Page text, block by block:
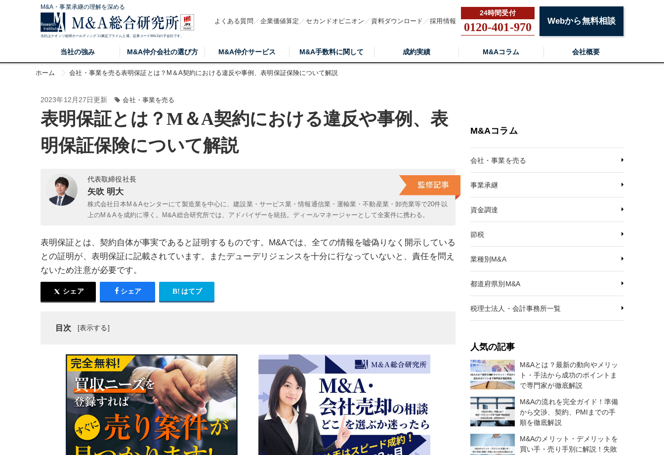
M&A・事業承継の理解を深める
当社はクオンツ総研ホールディングス(東証プライム上場、証券コード9552)の子会社です。
よくある質問 企業価値算定 セカンドオピニオン 資料ダウンロード 採用情報 0120-401-970 Webから無料相談
当社の強み M&A仲介会社の選び方 M&A仲介サービス M&A手数料に関して 成約実績 M&Aコラム 会社概要
ホーム 会社・事業を売る表明保証とは？M＆A契約における違反や事例、表明保証保険について解説
2023年12月27日更新 会社・事業を売る
表明保証とは？M＆A契約における違反や事例、表
明保証保険について解説
代表取締役社長
矢吹 明大
株式会社日本M＆Aセンターにて製造業を中心に、建設業・サービス業・情報通信業・運輸業・不動産業・卸売業等で20件以
上のM＆Aを成約に導く。M&A総合研究所では、アドバイザーを統括。ディールマネージャーとして全案件に携わる。
表明保証とは、契約自体が事実であると証明するものです。M&Aでは、全ての情報を嘘偽りなく開示している
との証明が、表明保証に記載されています。またデューデリジェンスを十分に行なっていないと、責任を問え
ないため注意が必要です。
シェア シェア はてブ
目次
表明保証とは？表明保証の意味
表明保証の内容
M&Aのリスクを低減する表明保証保険
M＆Aを成功に導く表明保証保険の活用
M＆A契約における表明保証違反と事例
M&Aコラム
会社・事業を売る
事業承継
資金調達
節税
業種別M&A
都道府県別M&A
税理士法人・会計事務所一覧
人気の記事
M&Aとは？最新の動向やメリッ
ト・手法から成功のポイントま
で専門家が徹底解説
M&Aの流れを完全ガイド！準備
から交渉、契約、PMIまでの手
順を徹底解説
M&Aのメリット・デメリットを
買い手・売り手別に解説！失敗